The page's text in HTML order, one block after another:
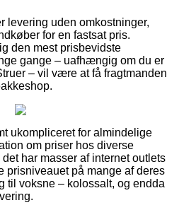
levering uden omkostninger,
for en fastsat pris.
den mest prisbevidste
gange – uafhængig om du er
– vil være at få fragtmanden
ukompliceret for almindelige
om priser hos diverse
har masser af internet outlets
prisniveauet på mange af deres
til voksne – kolossalt, og endda